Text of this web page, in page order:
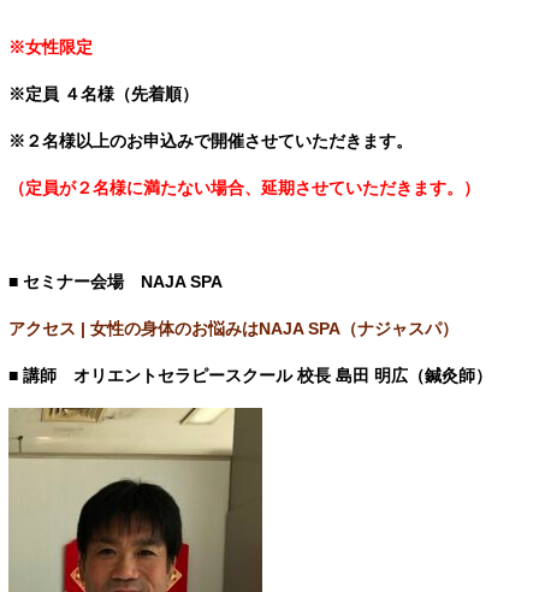
※女性限定
※定員 ４名様（先着順）
※２名様以上のお申込みで開催させていただきます。
（定員が２名様に満たない場合、延期させていただきます。）
■ セミナー会場 NAJA SPA
アクセス | 女性の身体のお悩みはNAJA SPA（ナジャスパ）
■ 講師 オリエントセラピースクール 校長 島田 明広（鍼灸師）